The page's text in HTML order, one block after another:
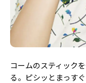
コームのスティック
る。ピシッとまっすぐ